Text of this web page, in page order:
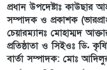
মুন্সী ছাবির
জামে মসজিদের
১০
পূর্বধলায় যে
প্রধান উপদেষ্টাঃ কাউছার
সম্পাদক ও প্রকাশক
চেয়ারম্যানঃ মোহাম্মদ
প্রতিষ্ঠাতা ও সিইওঃ ডি.
বার্তা সম্পাদক: মোঃ